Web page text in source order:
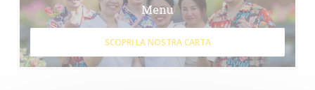
Menu
SCOPRI LA NOSTRA CARTA